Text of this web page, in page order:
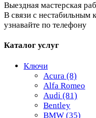
Выездная мастерская
В связи с нестабильным
узнавайте по телефону
Каталог услуг
Ключи
Acura (8)
Alfa Romeo
Audi (81)
Bentley
BMW (35)